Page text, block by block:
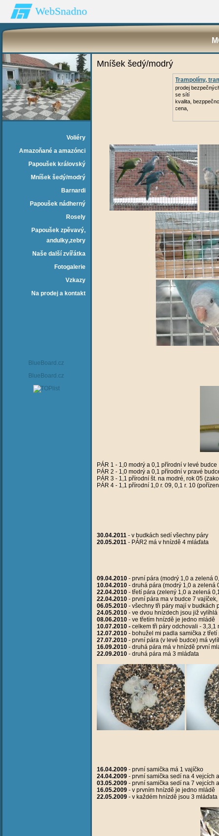
WebSnadno
Voliéry
Amazoňané a amazónci
Papoušek královský
Mníšek šedý/modrý
Barnardi
Papoušek nádherný
Rosely
Papoušek zpěvavý‚
andulky‚zebry
Naše další zvířátka
Fotogalerie
Vzkazy
Na prodej a kontakt
BlueBoard.cz
BlueBoard.cz
Mníšek šedý/modrý
Trampolíny,
prodej
se sítí
kvalita,
cena,
PÁR 1 - 1,0 modrý a 0,1 přírodní v levé budce
PÁR 2 - 1,0 modrý a 0,1 přírodní v pravé
PÁR 3 - 1,1 přírodní št. na modré, rok 05
PÁR 4 - 1,1 přírodní 1,0 r. 09, 0,1 r. 10
30.04.2011 - v budkách sedí všechny páry
20.05.2011 - PÁR2 má v hnízdě 4 mláďata
09.04.2010 - první pára (modrý 1,0 a zelená
10.04.2010 - druhá pára (modrý 1,0 a zelená
22.04.2010 - třetí pára (zelený 1,0 a zelená
22.04.2010 - první pára ma v budce 7
06.05.2010 - všechny tři páry mají v budkách
24.05.2010 - ve dvou hnízdech jsou již
08.06.2010 - ve třetím hnízdě je jedno mládě
10.07.2010 - celkem tři páry odchovali -
12.07.2010 - bohužel mi padla samička z
27.07.2010 - první pára (v levé budce) má
16.09.2010 - druhá pára má v hnízdě první
22.09.2010 - druhá pára má 3 mláďata
16.04.2009 - první samička má 1 vajíčko
24.04.2009 - první samička sedí na 4 vejcích
03.05.2009 - první samička sedí na 7 vejcích
16.05.2009 - v prvním hnízdě je jedno mládě
22.05.2009 - v každém hnízdě jsou 3 mláďata